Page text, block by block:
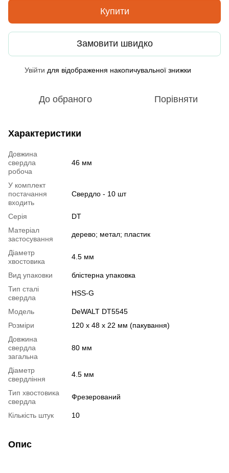
Купити
Замовити швидко
Увійти для відображення накопичувальної знижки
До обраного Порівняти
Характеристики
Довжина
свердла
робоча
46 мм
У комплект
постачання
входить
Свердло - 10 шт
Серія
DT
Матеріал
застосування
дерево; метал; пластик
Діаметр
хвостовика
4.5 мм
Вид упаковки
блістерна упаковка
Тип сталі
свердла
HSS-G
Модель
DeWALT DT5545
Розміри
120 х 48 х 22 мм (пакування)
Довжина
свердла
загальна
80 мм
Діаметр
свердління
4.5 мм
Тип хвостовика
свердла
Фрезерований
Кількість штук 10
Опис